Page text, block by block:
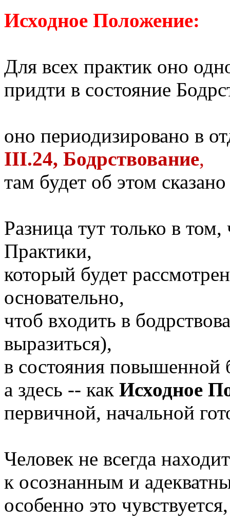
Исходное Положение:
Для всех практик оно
придти в состояние
оно периодизировано в
III.24, Бодрствование,
там будет об этом
Разница тут только в
Практики,
который будет
основательно,
чтоб входить в
выразиться),
в состояния повышенной
а здесь -- как Исходное
первичной, начальной
Человек не всегда
к осознанным и
особенно это